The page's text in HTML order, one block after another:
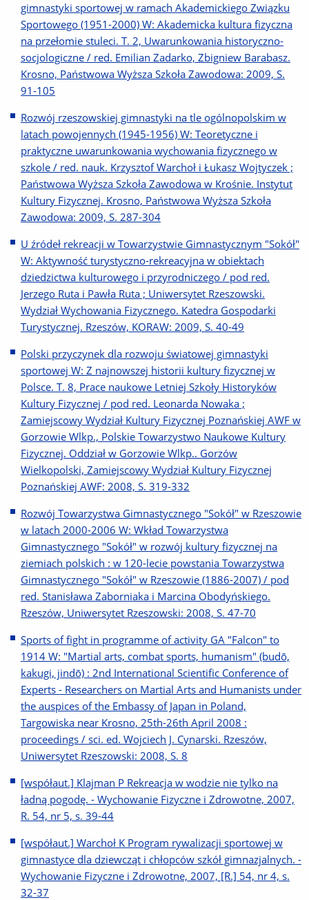
gimnastyki sportowej w ramach Akademickiego Związku
Sportowego (1951-2000) W: Akademicka kultura fizyczna
na przełomie stuleci. T. 2, Uwarunkowania historyczno-
socjologiczne / red. Emilian Zadarko, Zbigniew Barabasz.
Krosno, Państwowa Wyższa Szkoła Zawodowa: 2009, S.
91-105
Rozwój rzeszowskiej gimnastyki na tle ogólnopolskim w
latach powojennych (1945-1956) W: Teoretyczne i
praktyczne uwarunkowania wychowania fizycznego w
szkole / red. nauk. Krzysztof Warchoł i Łukasz Wojtyczek ;
Państwowa Wyższa Szkoła Zawodowa w Krośnie. Instytut
Kultury Fizycznej. Krosno, Państwowa Wyższa Szkoła
Zawodowa: 2009, S. 287-304
U źródeł rekreacji w Towarzystwie Gimnastycznym "Sokół"
W: Aktywność turystyczno-rekreacyjna w obiektach
dziedzictwa kulturowego i przyrodniczego / pod red.
Jerzego Ruta i Pawła Ruta ; Uniwersytet Rzeszowski.
Wydział Wychowania Fizycznego. Katedra Gospodarki
Turystycznej. Rzeszów, KORAW: 2009, S. 40-49
Polski przyczynek dla rozwoju światowej gimnastyki
sportowej W: Z najnowszej historii kultury fizycznej w
Polsce. T. 8, Prace naukowe Letniej Szkoły Historyków
Kultury Fizycznej / pod red. Leonarda Nowaka ;
Zamiejscowy Wydział Kultury Fizycznej Poznańskiej AWF w
Gorzowie Wlkp., Polskie Towarzystwo Naukowe Kultury
Fizycznej. Oddział w Gorzowie Wlkp.. Gorzów
Wielkopolski, Zamiejscowy Wydział Kultury Fizycznej
Poznańskiej AWF: 2008, S. 319-332
Rozwój Towarzystwa Gimnastycznego "Sokół" w Rzeszowie
w latach 2000-2006 W: Wkład Towarzystwa
Gimnastycznego "Sokół" w rozwój kultury fizycznej na
ziemiach polskich : w 120-lecie powstania Towarzystwa
Gimnastycznego "Sokół" w Rzeszowie (1886-2007) / pod
red. Stanisława Zaborniaka i Marcina Obodyńskiego.
Rzeszów, Uniwersytet Rzeszowski: 2008, S. 47-70
Sports of fight in programme of activity GA "Falcon" to
1914 W: "Martial arts, combat sports, humanism" (budō,
kakugi, jindō) : 2nd International Scientific Conference of
Experts - Researchers on Martial Arts and Humanists under
the auspices of the Embassy of Japan in Poland,
Targowiska near Krosno, 25th-26th April 2008 :
proceedings / sci. ed. Wojciech J. Cynarski. Rzeszów,
Uniwersytet Rzeszowski: 2008, S. 8
[współaut.] Klajman P Rekreacja w wodzie nie tylko na
ładną pogodę. - Wychowanie Fizyczne i Zdrowotne, 2007,
R. 54, nr 5, s. 39-44
[współaut.] Warchoł K Program rywalizacji sportowej w
gimnastyce dla dziewcząt i chłopców szkół gimnazjalnych. -
Wychowanie Fizyczne i Zdrowotne, 2007, [R.] 54, nr 4, s.
32-37